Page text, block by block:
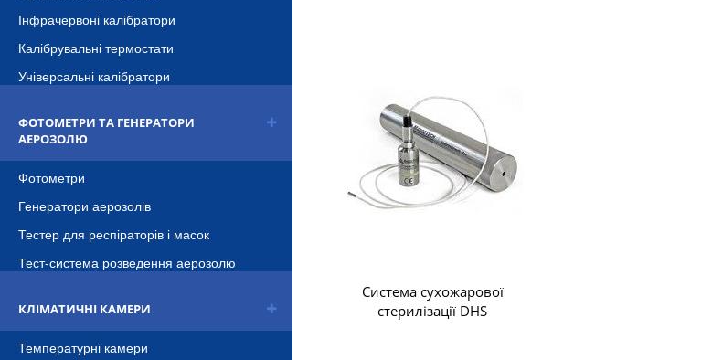
Інфрачервоні калібратори
Калібрувальні термостати
Універсальні калібратори
ФОТОМЕТРИ ТА ГЕНЕРАТОРИ
АЕРОЗОЛЮ
Фотометри
Генератори аерозолів
Тестер для респіраторів і масок
Тест-система розведення аерозолю
КЛІМАТИЧНІ КАМЕРИ
Температурні камери
Система сухожарової
стерилізації DHS